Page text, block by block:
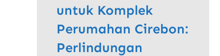
untuk Komplek
Perumahan Cirebon:
Perlindungan